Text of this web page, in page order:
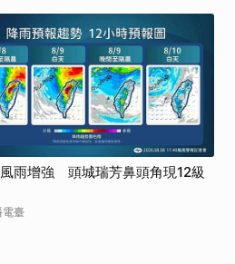
雨增強 頭城瑞芳鼻頭角現12級
電臺